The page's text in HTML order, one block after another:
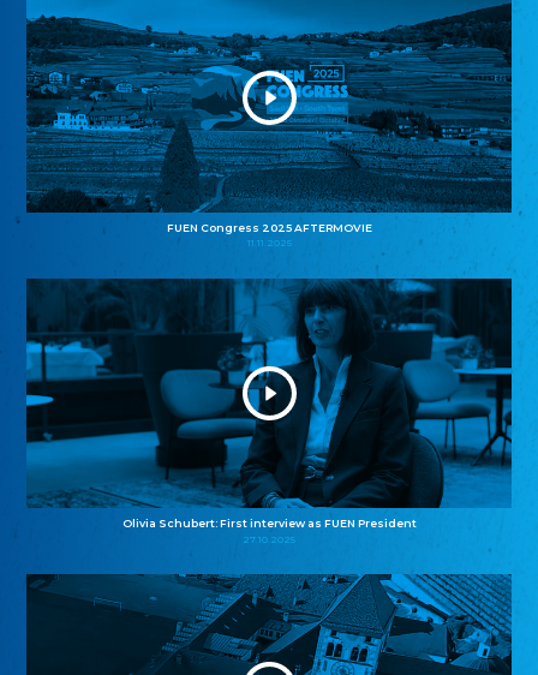
FUEN Congress 2025 AFTERMOVIE
11.11.2025
Olivia Schubert: First interview as FUEN President
27.10.2025